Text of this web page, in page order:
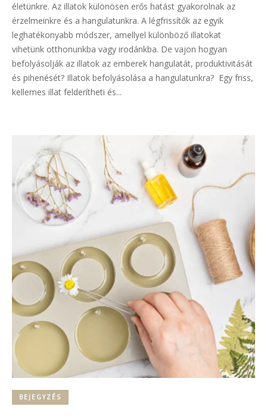
életünkre. Az illatok különösen erős hatást gyakorolnak az
érzelmeinkre és a hangulatunkra. A légfrissítők az egyik
leghatékonyabb módszer, amellyel különböző illatokat
vihetünk otthonunkba vagy irodánkba. De vajon hogyan
befolyásolják az illatok az emberek hangulatát, produktivitását
és pihenését? Illatok befolyásolása a hangulatunkra? Egy friss,
kellemes illat felderítheti és...
BEJEGYZÉS